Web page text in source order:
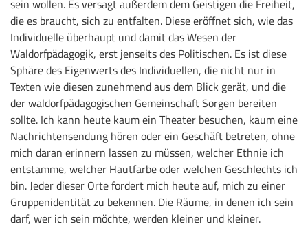
sein wollen. Es versagt außerdem dem Geistigen die Freiheit,
die es braucht, sich zu entfalten. Diese eröffnet sich, wie das
Individuelle überhaupt und damit das Wesen der
Waldorfpädagogik, erst jenseits des Politischen. Es ist diese
Sphäre des Eigenwerts des Individuellen, die nicht nur in
Texten wie diesen zunehmend aus dem Blick gerät, und die
der waldorfpädagogischen Gemeinschaft Sorgen bereiten
sollte. Ich kann heute kaum ein Theater besuchen, kaum eine
Nachrichtensendung hören oder ein Geschäft betreten, ohne
mich daran erinnern lassen zu müssen, welcher Ethnie ich
entstamme, welcher Hautfarbe oder welchen Geschlechts ich
bin. Jeder dieser Orte fordert mich heute auf, mich zu einer
Gruppenidentität zu bekennen. Die Räume, in denen ich sein
darf, wer ich sein möchte, werden kleiner und kleiner.